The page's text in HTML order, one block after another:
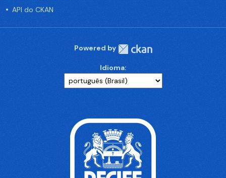
API do CKAN
Powered by
Idioma